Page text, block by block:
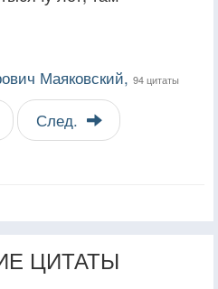
Маяковский, 94 цитаты
След.
ЦИТАТЫ